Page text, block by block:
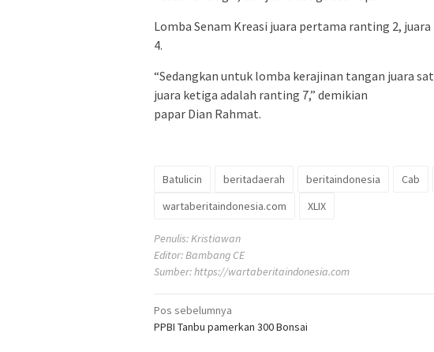
Lomba Senam Kreasi juara pertama ranting 2,
4.
“Sedangkan untuk lomba kerajinan tangan juara
juara ketiga adalah ranting 7,” demikian
papar Dian Rahmat.
Batulicin beritadaerah beritaindonesia Cab
wartaberitaindonesia.com
XLIX
Penulis: Kristiawan
Editor: Bambang CE
Sumber:https://wartaberitaindonesia.com
Navigasi
pos
Pos sebelumnya
PPBI Tanbu pamerkan 300 Bonsai